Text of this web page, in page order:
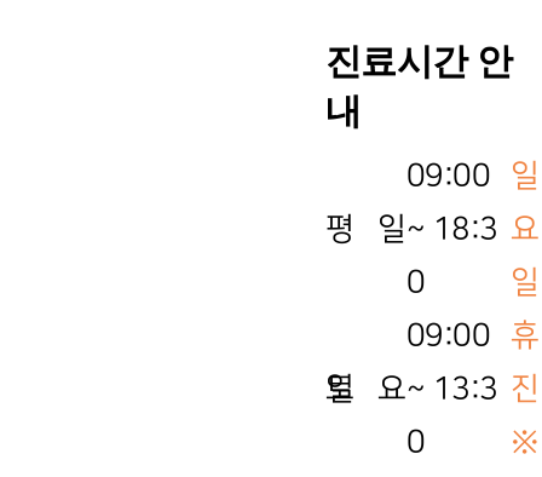
진료시간 안
내
평 일
09:00
~ 18:3
0
토 요 일
09:00
~ 13:3
0
일
요
일
휴
진
※